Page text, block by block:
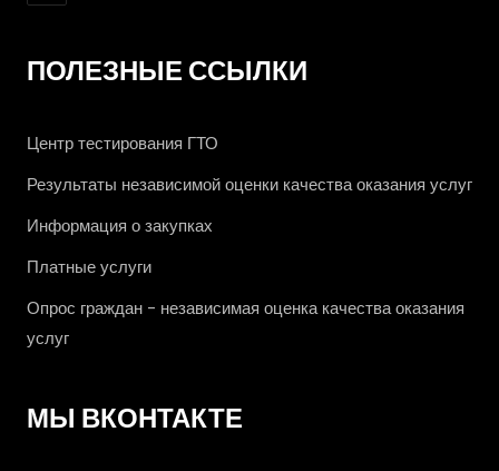
ПОЛЕЗНЫЕ ССЫЛКИ
Центр тестирования ГТО
Результаты независимой оценки качества оказания услуг
Информация о закупках
Платные услуги
Опрос граждан - независимая оценка качества оказания
услуг
МЫ ВКОНТАКТЕ